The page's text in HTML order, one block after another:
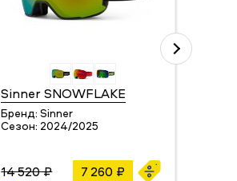
Sinner SNOWFLAKE
Бренд: Sinner
Сезон: 2024/2025
14 520 ₽ 7 260 ₽